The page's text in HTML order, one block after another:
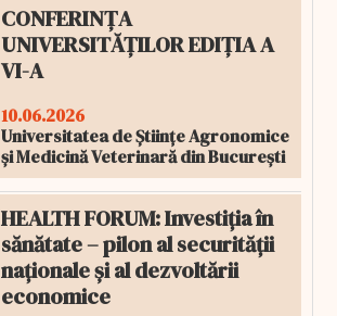
CONFERINȚA
UNIVERSITĂȚILOR EDIȚIA A
VI-A
10.06.2026
Universitatea de Științe Agronomice
și Medicină Veterinară din București
HEALTH FORUM: Investiția în
sănătate – pilon al securității
naționale și al dezvoltării
economice